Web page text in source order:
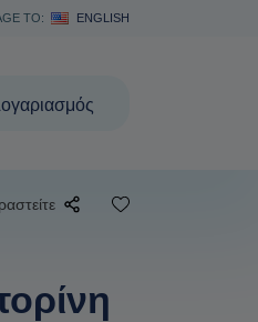
TO: ENGLISH